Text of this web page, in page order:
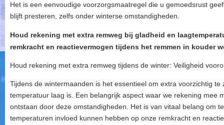
Het is een eenvoudige voorzorgsmaatregel die u gemoedsrust
blijft presteren, zelfs onder winterse omstandigheden.
Houd rekening met extra remweg bij gladheid en
remkracht en reactievermogen tijdens het remmen in kouder
Houd rekening met extra remweg tijdens de winter: Veiligheid
Tijdens de wintermaanden is het essentieel om extra voorzichtig
temperatuur laag is. Een belangrijk aspect waar we rekening mee
ontstaan door deze omstandigheden. Het is van vitaal belang om
temperaturen invloed kunnen hebben op onze remkracht en